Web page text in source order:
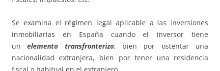
Se examina el régimen legal aplicable a las inversiones
inmobiliarias en España cuando el inversor tiene
unelemento transfronterizo, bien por ostentar una
nacionalidad extranjera, bien por tener una residencia